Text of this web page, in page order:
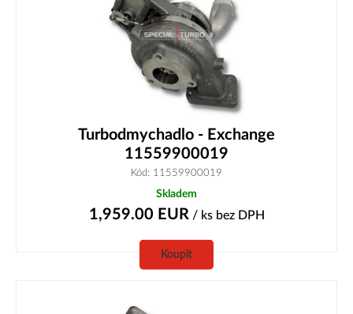
Turbodmychadlo - Exchange
11559900019
Kód: 11559900019
Skladem
1,959.00 EUR / ks bez DPH
Koupit